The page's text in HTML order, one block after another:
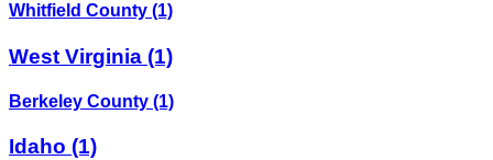
Whitfield County (1)
West Virginia (1)
Berkeley County (1)
Idaho (1)